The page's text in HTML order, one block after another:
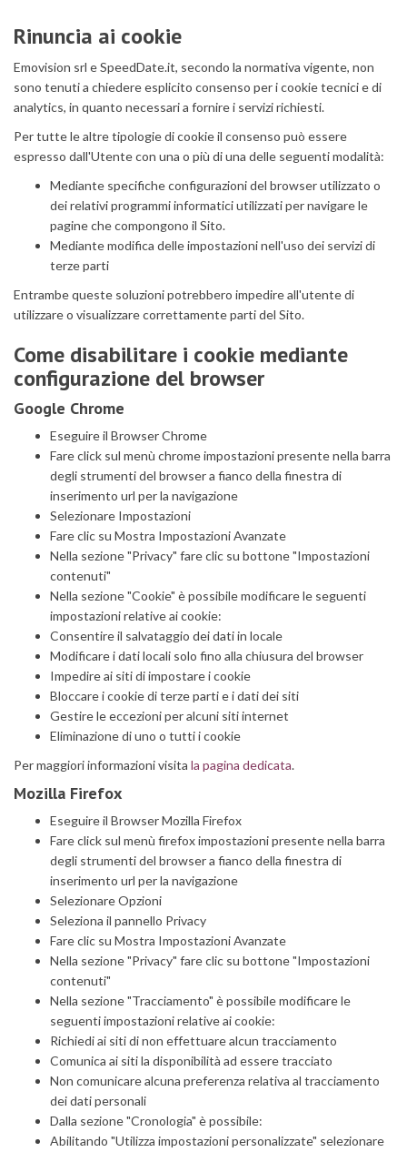
Rinuncia ai cookie
Emovision srl e SpeedDate.it, secondo la normativa vigente, non
sono tenuti a chiedere esplicito consenso per i cookie tecnici e di
analytics, in quanto necessari a fornire i servizi richiesti.
Per tutte le altre tipologie di cookie il consenso può essere
espresso dall'Utente con una o più di una delle seguenti modalità:
Mediante specifiche configurazioni del browser utilizzato o
dei relativi programmi informatici utilizzati per navigare le
pagine che compongono il Sito.
Mediante modifica delle impostazioni nell'uso dei servizi di
terze parti
Entrambe queste soluzioni potrebbero impedire all'utente di
utilizzare o visualizzare correttamente parti del Sito.
Come disabilitare i cookie mediante
configurazione del browser
Google Chrome
Eseguire il Browser Chrome
Fare click sul menù chrome impostazioni presente nella barra
degli strumenti del browser a fianco della finestra di
inserimento url per la navigazione
Selezionare Impostazioni
Fare clic su Mostra Impostazioni Avanzate
Nella sezione "Privacy" fare clic su bottone "Impostazioni
contenuti"
Nella sezione "Cookie" è possibile modificare le seguenti
impostazioni relative ai cookie:
Consentire il salvataggio dei dati in locale
Modificare i dati locali solo fino alla chiusura del browser
Impedire ai siti di impostare i cookie
Bloccare i cookie di terze parti e i dati dei siti
Gestire le eccezioni per alcuni siti internet
Eliminazione di uno o tutti i cookie
Per maggiori informazioni visita la pagina dedicata.
Mozilla Firefox
Eseguire il Browser Mozilla Firefox
Fare click sul menù firefox impostazioni presente nella barra
degli strumenti del browser a fianco della finestra di
inserimento url per la navigazione
Selezionare Opzioni
Seleziona il pannello Privacy
Fare clic su Mostra Impostazioni Avanzate
Nella sezione "Privacy" fare clic su bottone "Impostazioni
contenuti"
Nella sezione "Tracciamento" è possibile modificare le
seguenti impostazioni relative ai cookie:
Richiedi ai siti di non effettuare alcun tracciamento
Comunica ai siti la disponibilità ad essere tracciato
Non comunicare alcuna preferenza relativa al tracciamento
dei dati personali
Dalla sezione "Cronologia" è possibile:
Abilitando "Utilizza impostazioni personalizzate" selezionare